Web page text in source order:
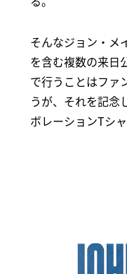
そんなジョン・メ
を含む複数の来日
で行うことはファ
うが、それを記念
ボレーションTシ